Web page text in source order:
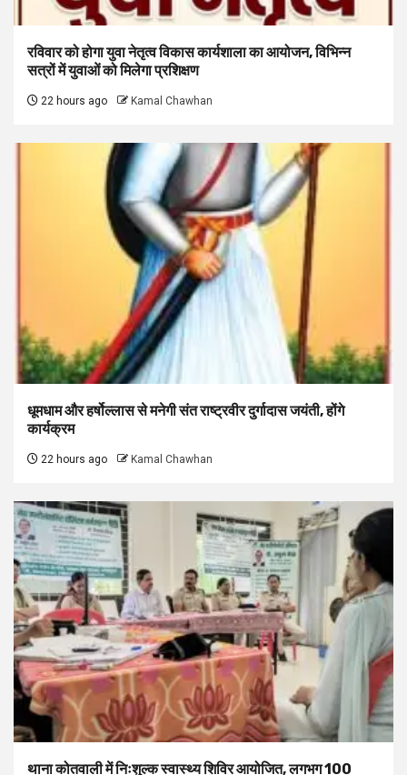
रविवार को होगा युवा नेतृत्व विकास कार्यशाला का आयोजन, विभिन्न
सत्रों में युवाओं को मिलेगा प्रशिक्षण
22 hours ago Kamal Chawhan
धूमधाम और हर्षोल्लास से मनेगी संत राष्ट्रवीर दुर्गादास जयंती, होंगे
कार्यक्रम
22 hours ago Kamal Chawhan
थाना कोतवाली में निःशुल्क स्वास्थ्य शिविर आयोजित, लगभग 100